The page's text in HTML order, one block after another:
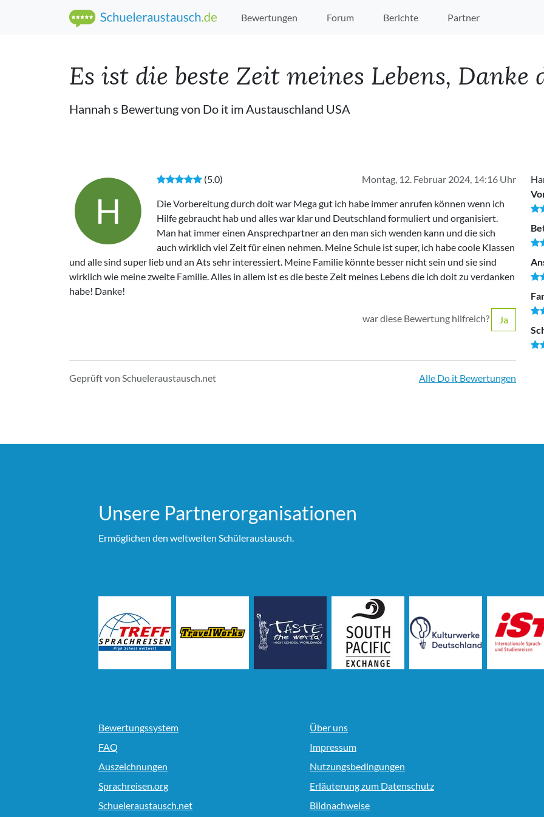
Bewertungen Forum Berichte Partner
Es ist die beste Zeit meines Lebens, Danke
Hannah s Bewertung von Do it im Austauschland USA
H
Montag, 12. Februar 2024, 14:16 Uhr
(5.0)
Die Vorbereitung durch doit war Mega gut ich habe immer anrufen können wenn ich
Hilfe gebraucht hab und alles war klar und Deutschland formuliert und organisiert.
Man hat immer einen Ansprechpartner an den man sich wenden kann und die sich
auch wirklich viel Zeit für einen nehmen. Meine Schule ist super, ich habe coole Klassen
und alle sind super lieb und an Ats sehr interessiert. Meine Familie könnte besser nicht sein und sie sind
wirklich wie meine zweite Familie. Alles in allem ist es die beste Zeit meines Lebens die ich doit zu verdanken
habe! Danke!
war diese Bewertung hilfreich? Ja
Geprüft von Schueleraustausch.net Alle Do it Bewertungen
Unsere Partner­organi­sationen
Ermöglichen den weltweiten Schüleraustausch.
Bewertungssystem
FAQ
Auszeichnungen
Sprachreisen.org
Schueleraustausch.net
Über uns
Impressum
Nutzungsbedingungen
Erläuterung zum Datenschutz
Bildnachweise